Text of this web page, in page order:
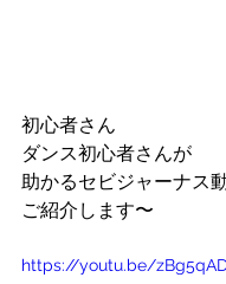
初心者さん
ダンス初心者さんが
助かるセビジャーナス
ご紹介します〜
https://youtu.be/